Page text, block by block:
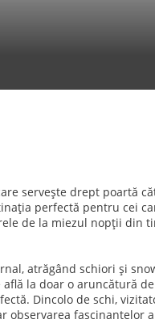
servește drept poartă
perfectă pentru cei
de la miezul nopții din
atrăgând schiori și
la doar o aruncătură
Dincolo de schi,
fascinantelor